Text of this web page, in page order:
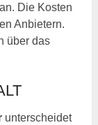
an. Die Kosten
Anbietern.
über das
unterscheidet